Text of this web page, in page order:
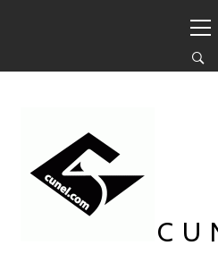
ン
イ
ン
メ